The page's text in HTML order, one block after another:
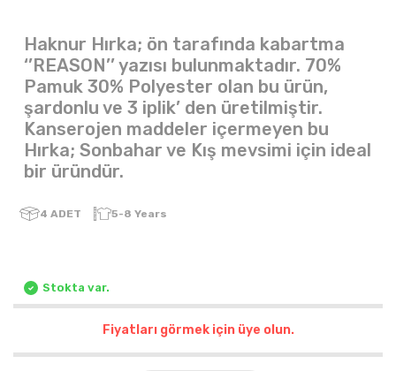
Haknur Hırka; ön tarafında kabartma
‘’REASON’’ yazısı bulunmaktadır. 70%
Pamuk 30% Polyester olan bu ürün,
şardonlu ve 3 iplik’ den üretilmiştir.
Kanserojen maddeler içermeyen bu
Hırka; Sonbahar ve Kış mevsimi için ideal
bir üründür.
4 ADET 5-8 Years
Stokta var.
Fiyatları görmek için üye olun.